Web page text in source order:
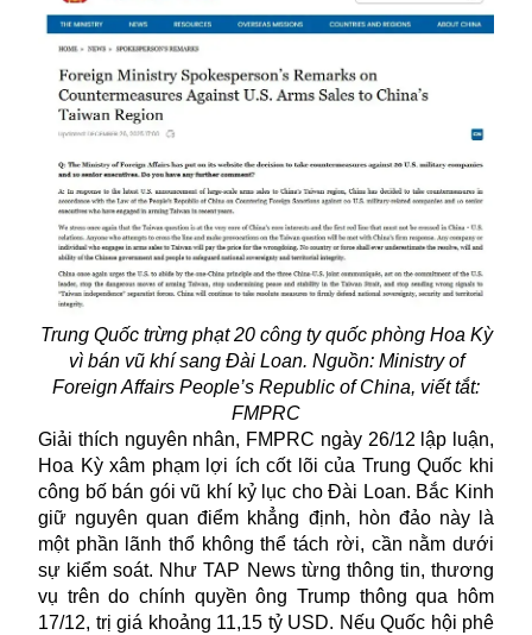
Trung Quốc trừng phạt 20 công ty quốc phòng Hoa Kỳ
vì bán vũ khí sang Đài Loan. Nguồn: Ministry of
Foreign Affairs People’s Republic of China, viết tắt:
FMPRC
Giải thích nguyên nhân, FMPRC ngày 26/12 lập luận,
Hoa Kỳ xâm phạm lợi ích cốt lõi của Trung Quốc khi
công bố bán góivũ khíkỷ lục cho Đài Loan. Bắc Kinh
giữ nguyên quan điểm khẳng định, hòn đảo này là
một phần lãnh thổ không thể tách rời, cần nằm dưới
sự kiểm soát. Như TAP News từng thông tin, thương
vụ trên do chính quyền ông Trump thông qua hôm
17/12, trị giá khoảng 11,15 tỷ USD. Nếu Quốc hội phê